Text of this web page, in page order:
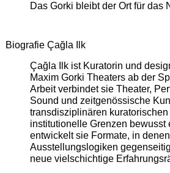
Das Gorki bleibt der Ort für das
Biografie Çağla Ilk
Çağla Ilk ist Kuratorin und
Maxim Gorki Theaters ab der
Arbeit verbindet sie Theater,
Sound und zeitgenössische
transdisziplinären
institutionelle Grenzen bewusst
entwickelt sie Formate, in
Ausstellungslogiken
neue vielschichtige